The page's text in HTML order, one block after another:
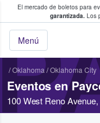
El mercado de boletos para
garantizada. Los
Menú
fans
/Oklahoma/Oklahoma City
Eventos en
100 West Reno